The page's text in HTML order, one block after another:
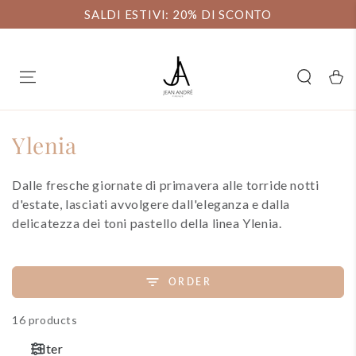
SALDI ESTIVI: 20% DI SCONTO
Carello
Collection:
Ylenia
Dalle fresche giornate di primavera alle torride notti
d'estate, lasciati avvolgere dall'eleganza e dalla
delicatezza dei toni pastello della linea Ylenia.
ORDER
16 products
Filter